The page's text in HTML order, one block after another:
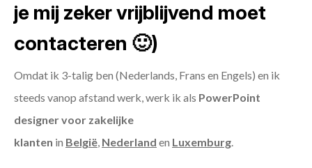
je mij zeker vrijblijvend moet
contacteren 🙂)
Omdat ik 3-talig ben (Nederlands, Frans en Engels) en ik
steeds vanop afstand werk, werk ik als PowerPoint
designer voor zakelijke
klanten in België, Nederland en Luxemburg.